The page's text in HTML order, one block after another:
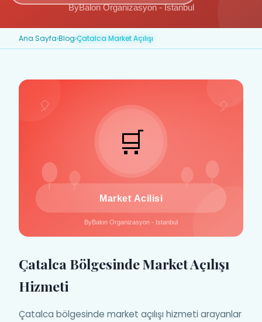
Ana Sayfa›Blog›Çatalca Market Açılışı
Çatalca Bölgesinde Market Açılışı
Hizmeti
Çatalca bölgesinde market açılışı hizmeti arayanlar